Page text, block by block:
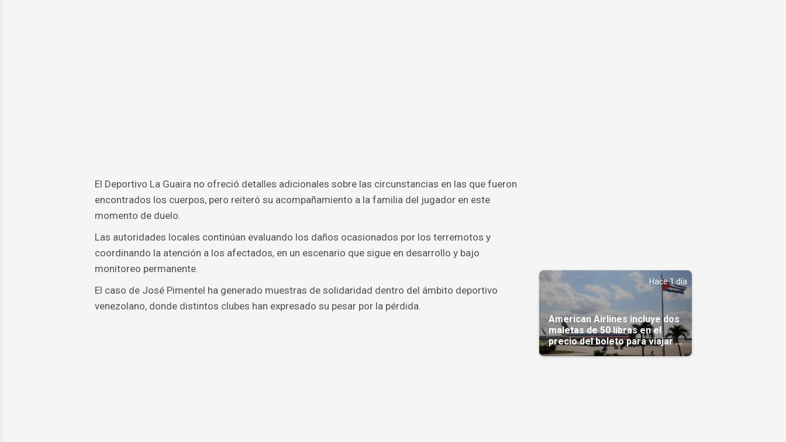
El Deportivo La Guaira no ofreció detalles adicionales sobre las circunstancias en las que fueron
encontrados los cuerpos, pero reiteró su acompañamiento a la familia del jugador en este
momento de duelo.
Las autoridades locales continúan evaluando los daños ocasionados por los terremotos y
coordinando la atención a los afectados, en un escenario que sigue en desarrollo y bajo
monitoreo permanente.
El caso de José Pimentel ha generado muestras de solidaridad dentro del ámbito deportivo
venezolano, donde distintos clubes han expresado su pesar por la pérdida.
Hace 1 día
American Airlines incluye dos
maletas de 50 libras en el
precio del boleto para viajar a
Cuba en agosto